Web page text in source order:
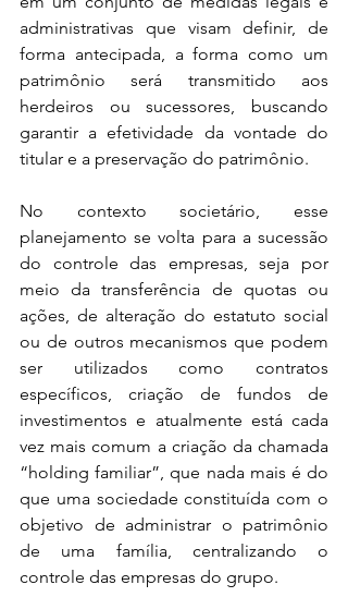
administrativas que visam definir, de
forma antecipada, a forma como um
patrimônio será transmitido aos
herdeiros ou sucessores, buscando
garantir a efetividade da vontade do
titular e a preservação do patrimônio.
No contexto societário, esse
planejamento se volta para a sucessão
do controle das empresas, seja por
meio da transferência de quotas ou
ações, de alteração do estatuto social
ou de outros mecanismos que podem
ser utilizados como contratos
específicos, criação de fundos de
investimentos e atualmente está cada
vez mais comum a criação da chamada
“holding familiar”, que nada mais é do
que uma sociedade constituída com o
objetivo de administrar o patrimônio
de uma família, centralizando o
controle das empresas do grupo.